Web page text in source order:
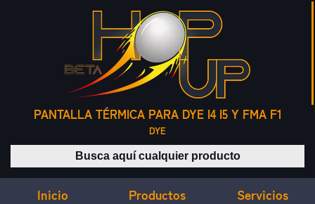
PANTALLA TÉRMICA PARA DYE I4 I5 Y FMA F1
DYE
Buscar productos
Inicio Productos Servicios